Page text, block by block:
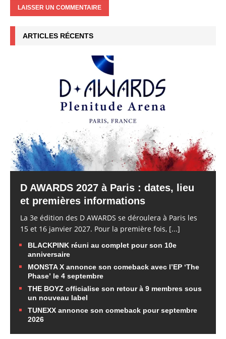
ARTICLES RÉCENTS
D AWARDS 2027 à Paris : dates, lieu
et premières informations
La 3e édition des D AWARDS se déroulera à Paris les
15 et 16 janvier 2027. Pour la première fois, [...]
BLACKPINK réuni au complet pour son 10e
anniversaire
MONSTA X annonce son comeback avec l’EP ‘The
Phase’ le 4 septembre
THE BOYZ officialise son retour à 9 membres sous
un nouveau label
TUNEXX annonce son comeback pour septembre
2026